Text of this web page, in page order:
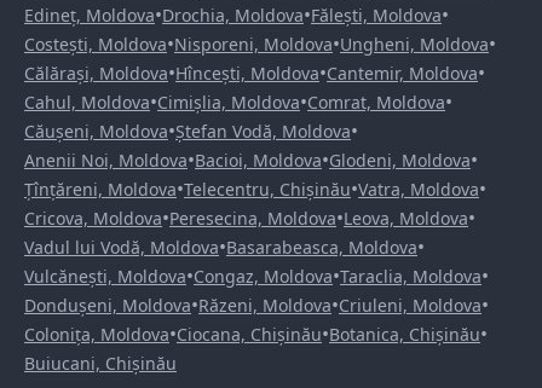
Edineț, Moldova•Drochia, Moldova•Fălești, Moldova•
Costești, Moldova•Nisporeni, Moldova•Ungheni, Moldova•
Călărași, Moldova•Hîncești, Moldova•Cantemir, Moldova•
Cahul, Moldova•Cimișlia, Moldova•Comrat, Moldova•
Căușeni, Moldova•Ștefan Vodă, Moldova•
Anenii Noi, Moldova•Bacioi, Moldova•Glodeni, Moldova•
Țînțăreni, Moldova•Telecentru, Chișinău•Vatra, Moldova•
Cricova, Moldova•Peresecina, Moldova•Leova, Moldova•
Vadul lui Vodă, Moldova•Basarabeasca, Moldova•
Vulcănești, Moldova•Congaz, Moldova•Taraclia, Moldova•
Dondușeni, Moldova•Răzeni, Moldova•Criuleni, Moldova•
Colonița, Moldova•Ciocana, Chișinău•Botanica, Chișinău•
Buiucani, Chișinău